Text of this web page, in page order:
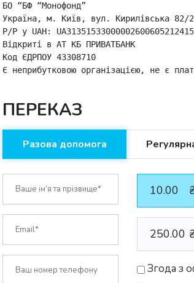
БО “БФ “Монофонд”
Україна, м. Київ, вул. Кирилівська 82/
P/P у UAH:
Відкриті в АТ КБ ПРИВАТБАНК
Код ЄДРПОУ 43308710
Є неприбутковою організацією, не є
ПЕРЕКАЗ
Разова допомога
10.00
250.00
Згода з